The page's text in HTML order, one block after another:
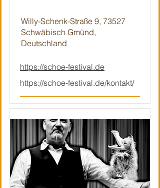
Willy-Schenk-Straße 9, 73527
Schwäbisch Gmünd,
Deutschland
https://schoe-festival.de
https://schoe-festival.de/kontakt/